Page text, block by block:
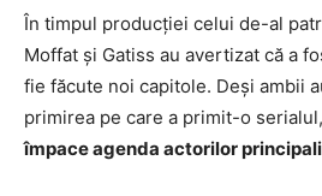
În timpul producției celui de-al
Moffat și Gatiss au avertizat că a
fie făcute noi capitole. Deși ambii
primirea pe care a primit-o serialul,
împace agenda actorilor principali